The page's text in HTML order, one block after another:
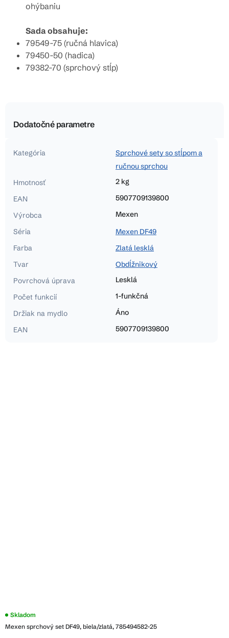
ohýbaniu
Sada obsahuje:
79549-75 (ručná hlavica)
79450-50 (hadica)
79382-70 (sprchový stĺp)
Dodatočné parametre
Kategória
Sprchové sety so stĺpom a
ručnou sprchou
Hmotnosť
2 kg
EAN
5907709139800
Výrobca
Mexen
Séria
Mexen DF49
Farba
Zlatá lesklá
Tvar
Obdĺžnikový
Povrchová úprava
Lesklá
Počet funkcií
1-funkčná
Držiak na mydlo
Áno
EAN
5907709139800
Mexen sprchový set DF49, biela/zlatá, 785494582-25
Skladom